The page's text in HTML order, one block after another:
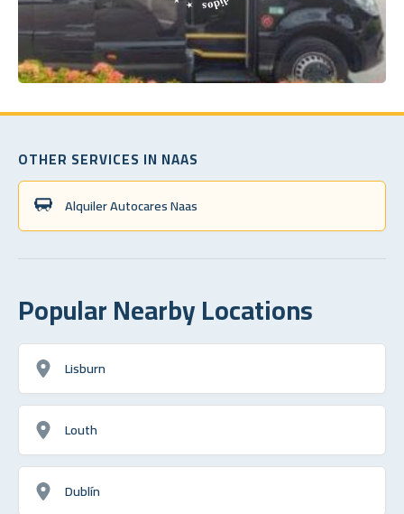
OTHER SERVICES IN NAAS
Alquiler Autocares Naas
Popular Nearby Locations
Lisburn
Louth
Dublín